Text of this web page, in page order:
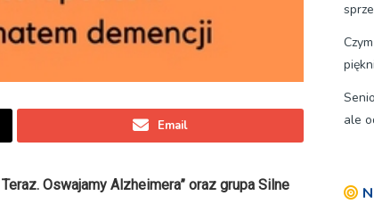
Email
Oswajamy Alzheimera” oraz grupa Silne
ale